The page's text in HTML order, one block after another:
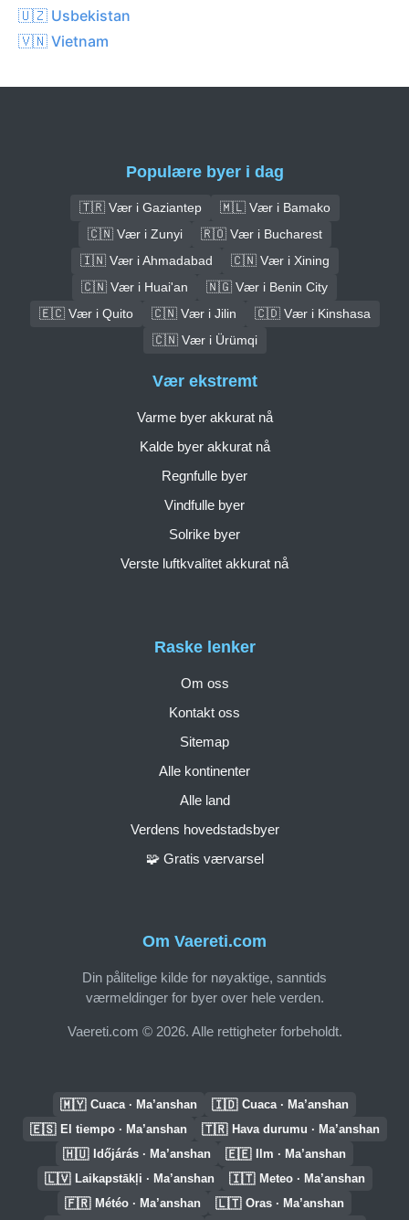
🇺🇿 Usbekistan
🇻🇳 Vietnam
Populære byer i dag
🇹🇷 Vær i Gaziantep
🇲🇱 Vær i Bamako
🇨🇳 Vær i Zunyi
🇷🇴 Vær i Bucharest
🇮🇳 Vær i Ahmadabad
🇨🇳 Vær i Xining
🇨🇳 Vær i Huai'an
🇳🇬 Vær i Benin City
🇪🇨 Vær i Quito
🇨🇳 Vær i Jilin
🇨🇩 Vær i Kinshasa
🇨🇳 Vær i Ürümqi
Om Vaereti.com
Din pålitelige kilde for nøyaktige, sanntids
værmeldinger for byer over hele verden.
Vaereti.com © 2026. Alle rettigheter forbeholdt.
Raske lenker
Om oss
Kontakt oss
Sitemap
Alle kontinenter
Alle land
Verdens hovedstadsbyer
🧩 Gratis værvarsel
Vær ekstremt
Varme byer akkurat nå
Kalde byer akkurat nå
Regnfulle byer
Vindfulle byer
Solrike byer
Verste luftkvalitet akkurat nå
🇲🇾 Cuaca · Ma’anshan 🇮🇩 Cuaca · Ma’anshan
🇪🇸 El tiempo · Ma’anshan 🇹🇷 Hava durumu · Ma’anshan
🇭🇺 Időjárás · Ma’anshan 🇪🇪 Ilm · Ma’anshan
🇱🇻 Laikapstākļi · Ma’anshan 🇮🇹 Meteo · Ma’anshan
🇫🇷 Météo · Ma’anshan 🇱🇹 Oras · Ma’anshan